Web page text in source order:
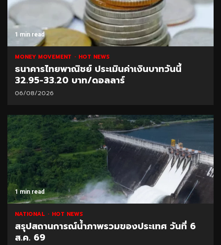
1 min read
MONEY MOVEMENT HOT NEWS
ธนาคารไทยพาณิชย์ ประเมินค่าเงินบาทวันนี้
32.95-33.20 บาท/ดอลลาร์
06/08/2026
1 min read
NATIONAL HOT NEWS
สรุปสถานการณ์น้ำภาพรวมของประเทศ วันที่ 6
ส.ค. 69